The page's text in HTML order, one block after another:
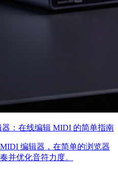
：在线编辑 MIDI 的简单指南
编辑器，在简单的浏览器
并优化音符力度。